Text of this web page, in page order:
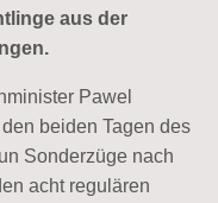
aus der
Pawel
beiden Tagen des
Sonderzüge nach
acht regulären